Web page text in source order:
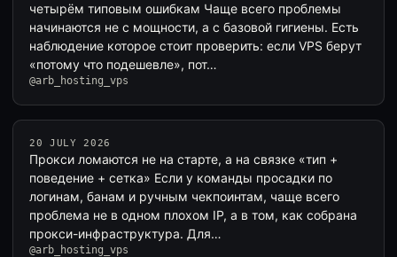
четырём типовым ошибкам Чаще всего проблемы
начинаются не с мощности, а с базовой гигиены. Есть
наблюдение которое стоит проверить: если VPS берут
«потому что подешевле», пот…
@arb_hosting_vps
20 JULY 2026
Прокси ломаются не на старте, а на связке «тип +
поведение + сетка» Если у команды просадки по
логинам, банам и ручным чекпоинтам, чаще всего
проблема не в одном плохом IP, а в том, как собрана
прокси-инфраструктура. Для…
@arb_hosting_vps